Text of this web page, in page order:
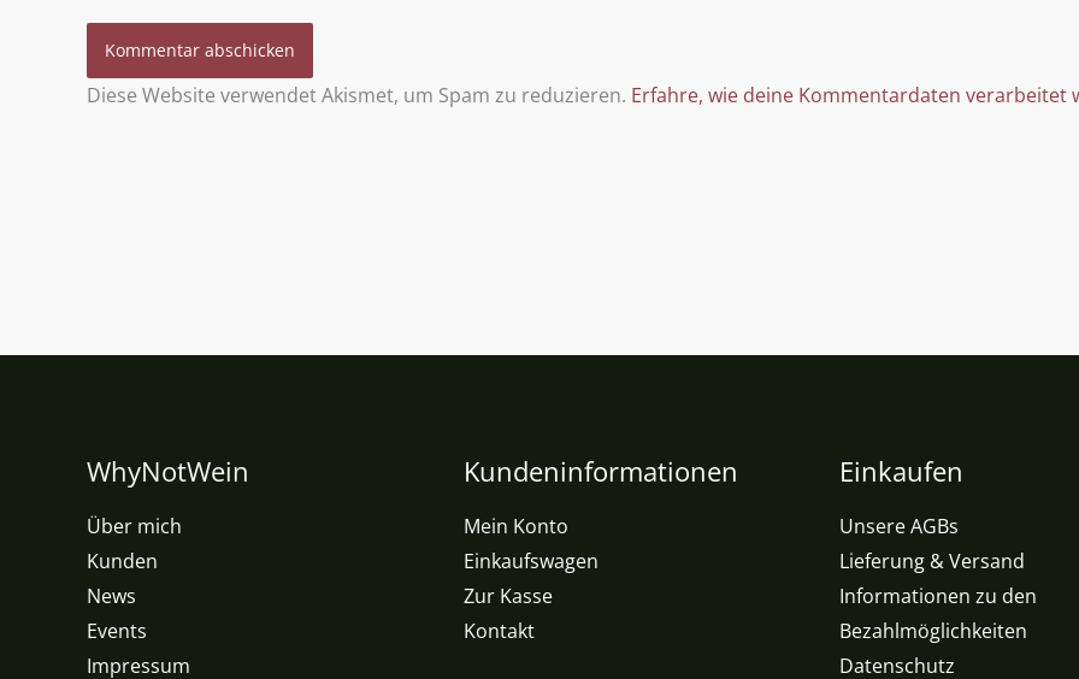
Diese Website verwendet Akismet, um Spam zu reduzieren. Erfahre, wie deine Kommentardaten verarbeitet
WhyNotWein
Über mich
Kunden
News
Events
Impressum
Kundeninformationen
Mein Konto
Einkaufswagen
Zur Kasse
Kontakt
Einkaufen
Unsere AGBs
Lieferung & Versand
Informationen zu den
Bezahlmöglichkeiten
Datenschutz